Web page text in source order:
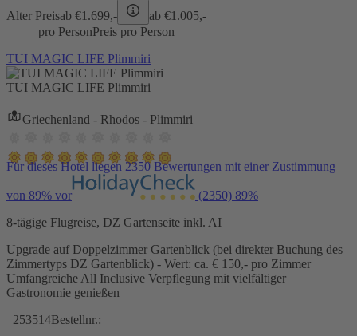
Alter Preisab €1.699,- ab €1.005,-
pro PersonPreis pro Person
TUI MAGIC LIFE Plimmiri
TUI MAGIC LIFE Plimmiri
Griechenland - Rhodos - Plimmiri
Für dieses Hotel liegen 2350 Bewertungen mit einer Zustimmung
von 89% vor (2350) 89%
8-tägige Flugreise, DZ Gartenseite inkl. AI
Upgrade auf Doppelzimmer Gartenblick (bei direkter Buchung des
Zimmertyps DZ Gartenblick) - Wert: ca. € 150,- pro Zimmer
Umfangreiche All Inclusive Verpflegung mit vielfältiger
Gastronomie genießen
253514Bestellnr.: